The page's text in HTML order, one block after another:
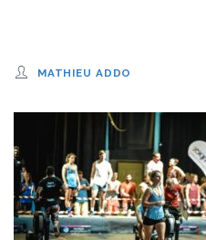
MATHIEU ADDO